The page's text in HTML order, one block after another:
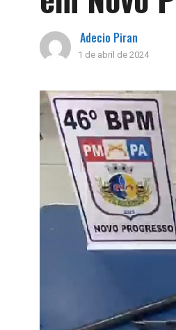
Adecio Piran
1 de abril de 2024